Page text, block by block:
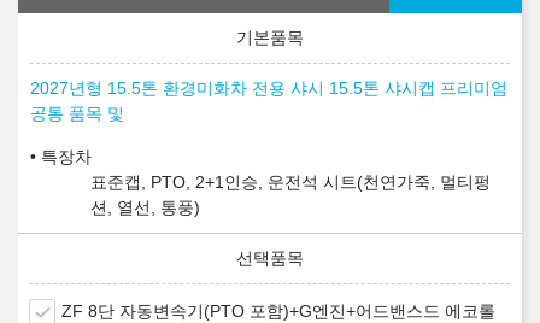
2027년형 15.5톤 환경미화차 전용 샤시 15.5톤 샤시캡 프리미엄
공통 품목 및
특장차
표준캡, PTO, 2+1인승, 운전석 시트(천연가죽, 멀티펑
션, 열선, 통풍)
ZF 8단 자동변속기(PTO 포함)+G엔진+어드밴스드 에코롤